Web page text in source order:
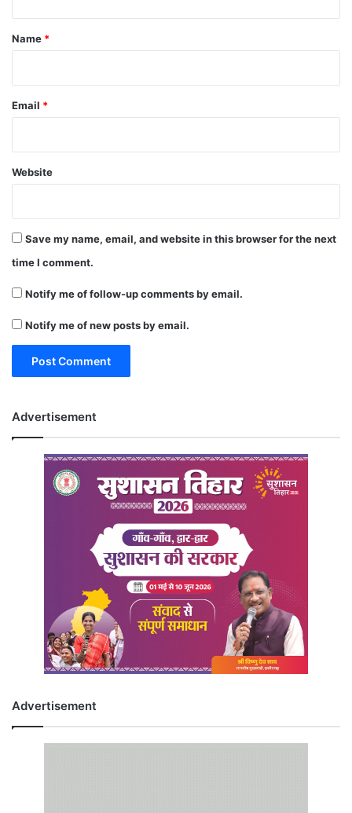
*
Name *
Email *
Website
Save my name, email, and website in this browser for the next
time I comment.
Notify me of follow-up comments by email.
Notify me of new posts by email.
Advertisement
Advertisement